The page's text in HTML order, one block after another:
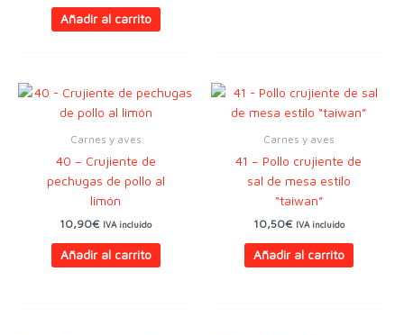
Añadir al carrito
Carnes y aves
40 – Crujiente de
pechugas de pollo al
limón
10,90€ IVA incluido
Añadir al carrito
Carnes y aves
41 – Pollo crujiente de
sal de mesa estilo
“taiwan”
10,50€ IVA incluido
Añadir al carrito